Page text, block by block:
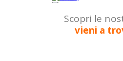
Scopri le
vieni a